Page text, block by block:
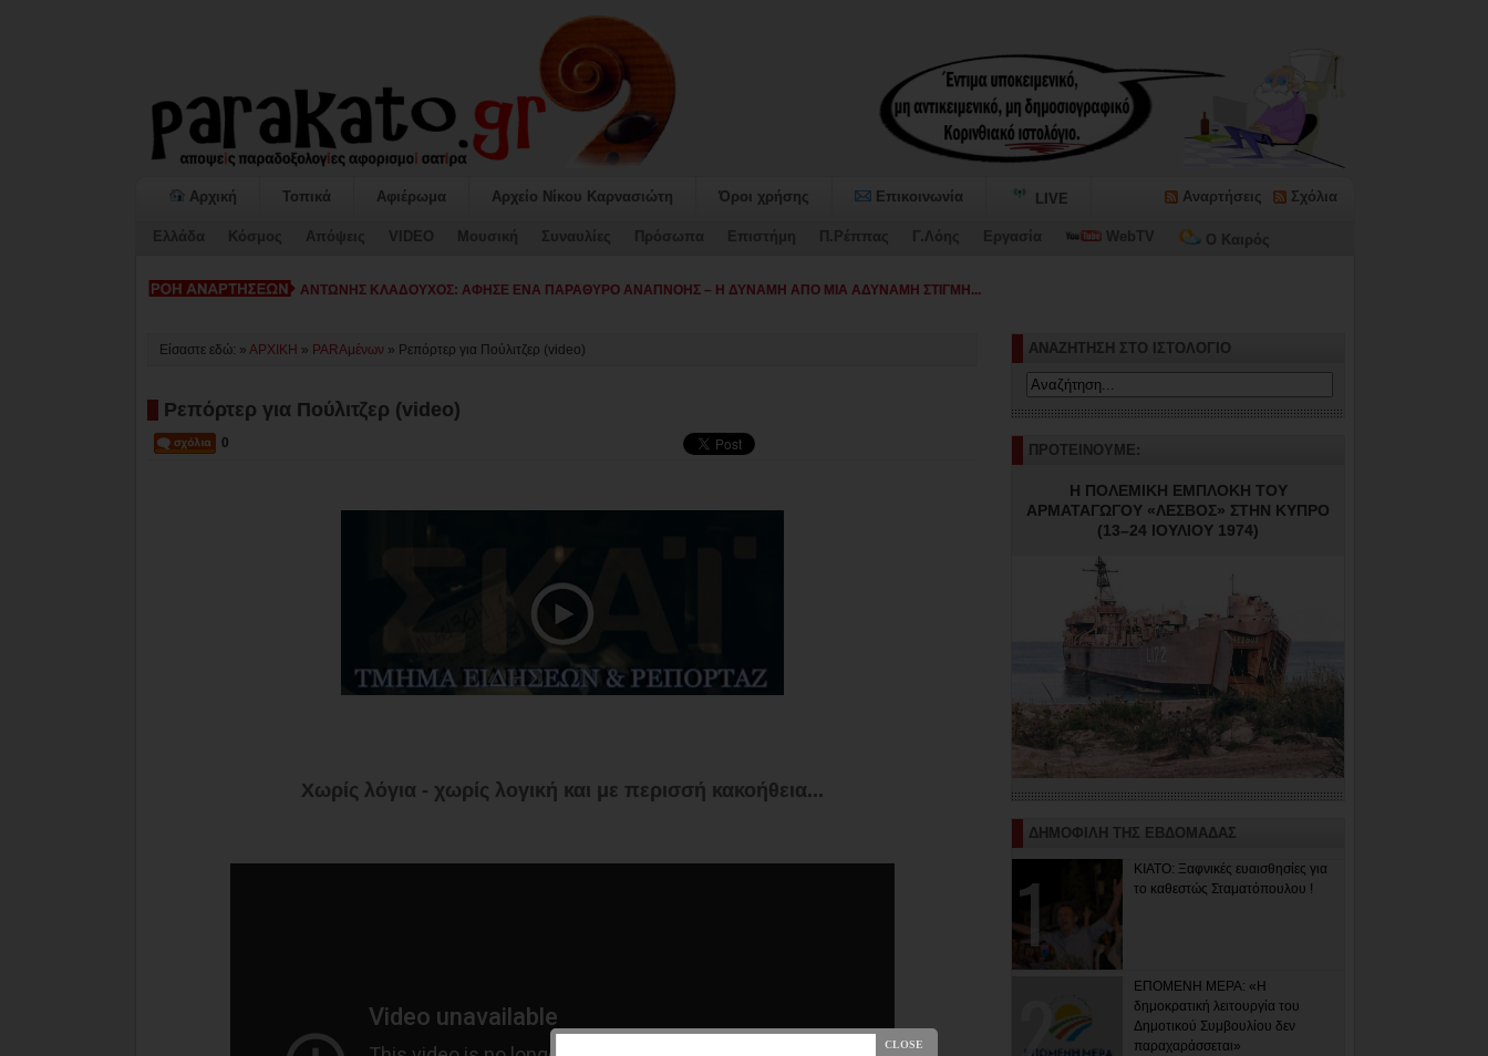
Αρχική Τοπικά Αφιέρωμα Αρχείο Νίκου Καρνασιώτη Όροι χρήσης Επικοινωνία LIVE Αναρτήσεις Σχόλια
Ελλάδα Κόσμος Απόψεις VIDEO Μουσική Συναυλίες Πρόσωπα Επιστήμη Π.Ρέππας Γ.Λόης Εργασία WebTV Ο Καιρός
ΑΝΤΩΝΗΣ ΚΛΑΔΟΥΧΟΣ: ΑΦΗΣΕ ΕΝΑ ΠΑΡΑΘΥΡΟ ΑΝΑΠΝΟΗΣ – Η ΔΥΝΑΜΗ ΑΠΟ ΜΙΑ ΑΔΥΝΑΜΗ ΣΤΙΓΜΗ...
Είσαστε εδώ: » ΑΡΧΙΚΗ » PARAμένων » Ρεπόρτερ για Πούλιτζερ (video)
Ρεπόρτερ για Πούλιτζερ (video)
0
Χωρίς λόγια - χωρίς λογική και με περισσή κακοήθεια...
ΑΝΑΖΗΤΗΣΗ ΣΤΟ ΙΣΤΟΛΟΓΙΟ
ΠΡΟΤΕΙΝΟΥΜΕ:
Η ΠΟΛΕΜΙΚΗ ΕΜΠΛΟΚΗ ΤΟΥ
ΑΡΜΑΤΑΓΩΓΟΥ «ΛΕΣΒΟΣ» ΣΤΗΝ ΚΥΠΡΟ
(13–24 ΙΟΥΛΙΟΥ 1974)
ΔΗΜΟΦΙΛΗ ΤΗΣ ΕΒΔΟΜΑΔΑΣ
ΚΙΑΤΟ: Ξαφνικές ευαισθησίες για
το καθεστώς Σταματόπουλου !
ΕΠΟΜΕΝΗ ΜΕΡΑ: «Η
δημοκρατική λειτουργία του
Δημοτικού Συμβουλίου δεν
παραχαράσσεται»